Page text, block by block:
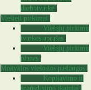
darbotvarkė
Viešieji pirkimai
Viešųjų pirkimų
tvarkos aprašas
Viešųjų pirkimų
planas
Mokyklos viešosios paslaugos
Kopijavimo ir
spausdinimo įkainiai